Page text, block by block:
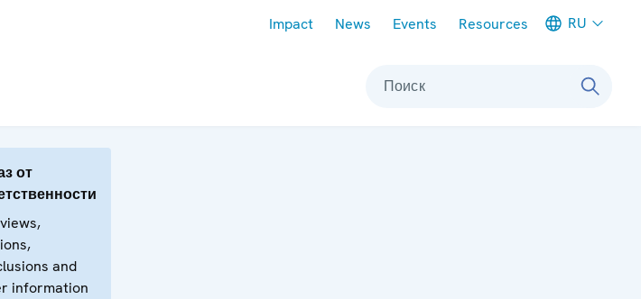
Impact News Events Resources RU
Поиск
от
and
information